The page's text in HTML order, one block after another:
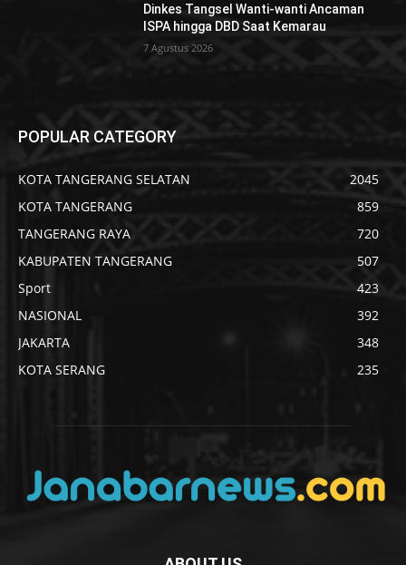
Dinkes Tangsel Wanti-wanti Ancaman
ISPA hingga DBD Saat Kemarau
7 Agustus 2026
POPULAR CATEGORY
KOTA TANGERANG SELATAN
2045
KOTA TANGERANG
859
TANGERANG RAYA
720
KABUPATEN TANGERANG
507
Sport
423
NASIONAL
392
JAKARTA
348
KOTA SERANG
235